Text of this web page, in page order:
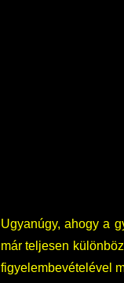
Ugyanúgy, ahogy a
már teljesen
figyelembevételével